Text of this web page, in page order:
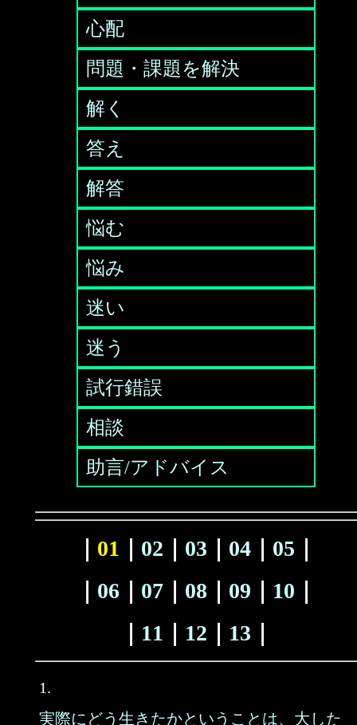
心配
問題・課題を解決
解く
答え
解答
悩む
悩み
迷い
迷う
試行錯誤
相談
助言/アドバイス
01 02 03 04 05
06 07 08 09 10
11 12 13
1.
実際にどう生きたかということは、大した